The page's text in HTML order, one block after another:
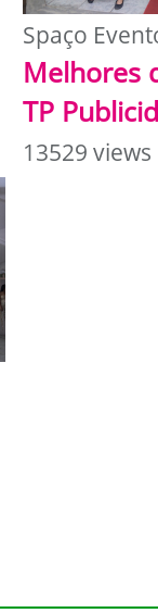
Spaço
Melhores
TP
13529